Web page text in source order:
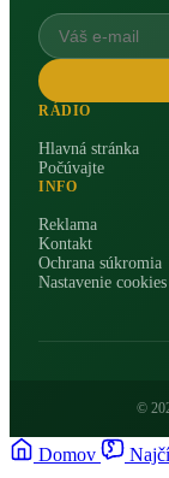
RÁDIO
Hlavná stránka
Počúvajte
INFO
Reklama
Kontakt
Ochrana súkromia
Nastavenie cookies
©
Domov